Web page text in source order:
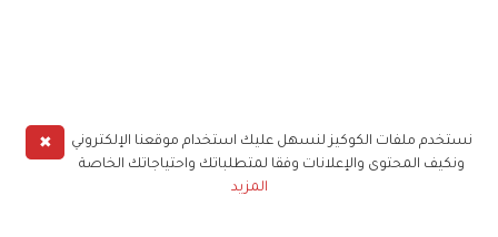
✖
نستخدم ملفات الكوكيز لنسهل عليك استخدام موقعنا الإلكتروني
ونكيف المحتوى والإعلانات وفقا لمتطلباتك واحتياجاتك الخاصة
المزيد